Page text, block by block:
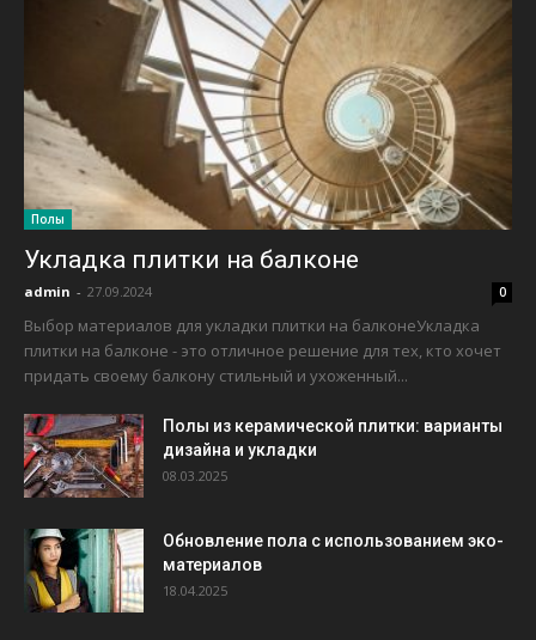
Полы
Укладка плитки на балконе
admin - 27.09.2024 0
Выбор материалов для укладки плитки на балконеУкладка
плитки на балконе - это отличное решение для тех, кто хочет
придать своему балкону стильный и ухоженный...
Полы из керамической плитки: варианты
дизайна и укладки
08.03.2025
Обновление пола с использованием эко-
материалов
18.04.2025